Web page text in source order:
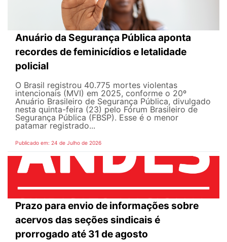
Anuário da Segurança Pública aponta
recordes de feminicídios e letalidade
policial
O Brasil registrou 40.775 mortes violentas
intencionais (MVI) em 2025, conforme o 20º
Anuário Brasileiro de Segurança Pública, divulgado
nesta quinta-feira (23) pelo Fórum Brasileiro de
Segurança Pública (FBSP). Esse é o menor
patamar registrado...
Publicado em: 24 de Julho de 2026
Prazo para envio de informações sobre
acervos das seções sindicais é
prorrogado até 31 de agosto